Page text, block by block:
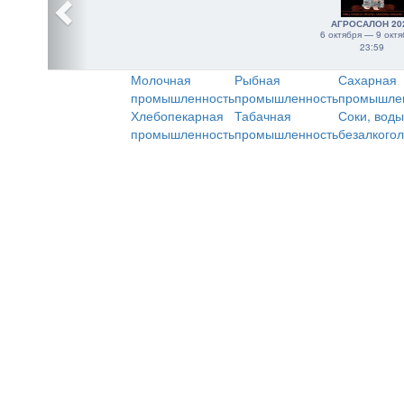
АГРОСАЛОН
6 октября — 9
23:59
Молочная
промышленность
Рыбная
промышленность
Сахарная
Хлебопекарная
промышленность
Табачная
промышленность
Соки,